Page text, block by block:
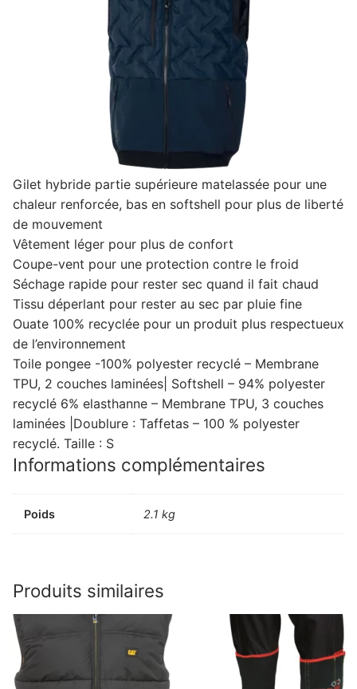
Gilet hybride partie supérieure matelassée pour une
chaleur renforcée, bas en softshell pour plus de liberté
de mouvement
Vêtement léger pour plus de confort
Coupe-vent pour une protection contre le froid
Séchage rapide pour rester sec quand il fait chaud
Tissu déperlant pour rester au sec par pluie fine
Ouate 100% recyclée pour un produit plus respectueux
de l’environnement
Toile pongee -100% polyester recyclé – Membrane
TPU, 2 couches laminées| Softshell – 94% polyester
recyclé 6% elasthanne – Membrane TPU, 3 couches
laminées |Doublure : Taffetas – 100 % polyester
recyclé. Taille : S
Informations complémentaires
Poids 2.1 kg
Produits similaires